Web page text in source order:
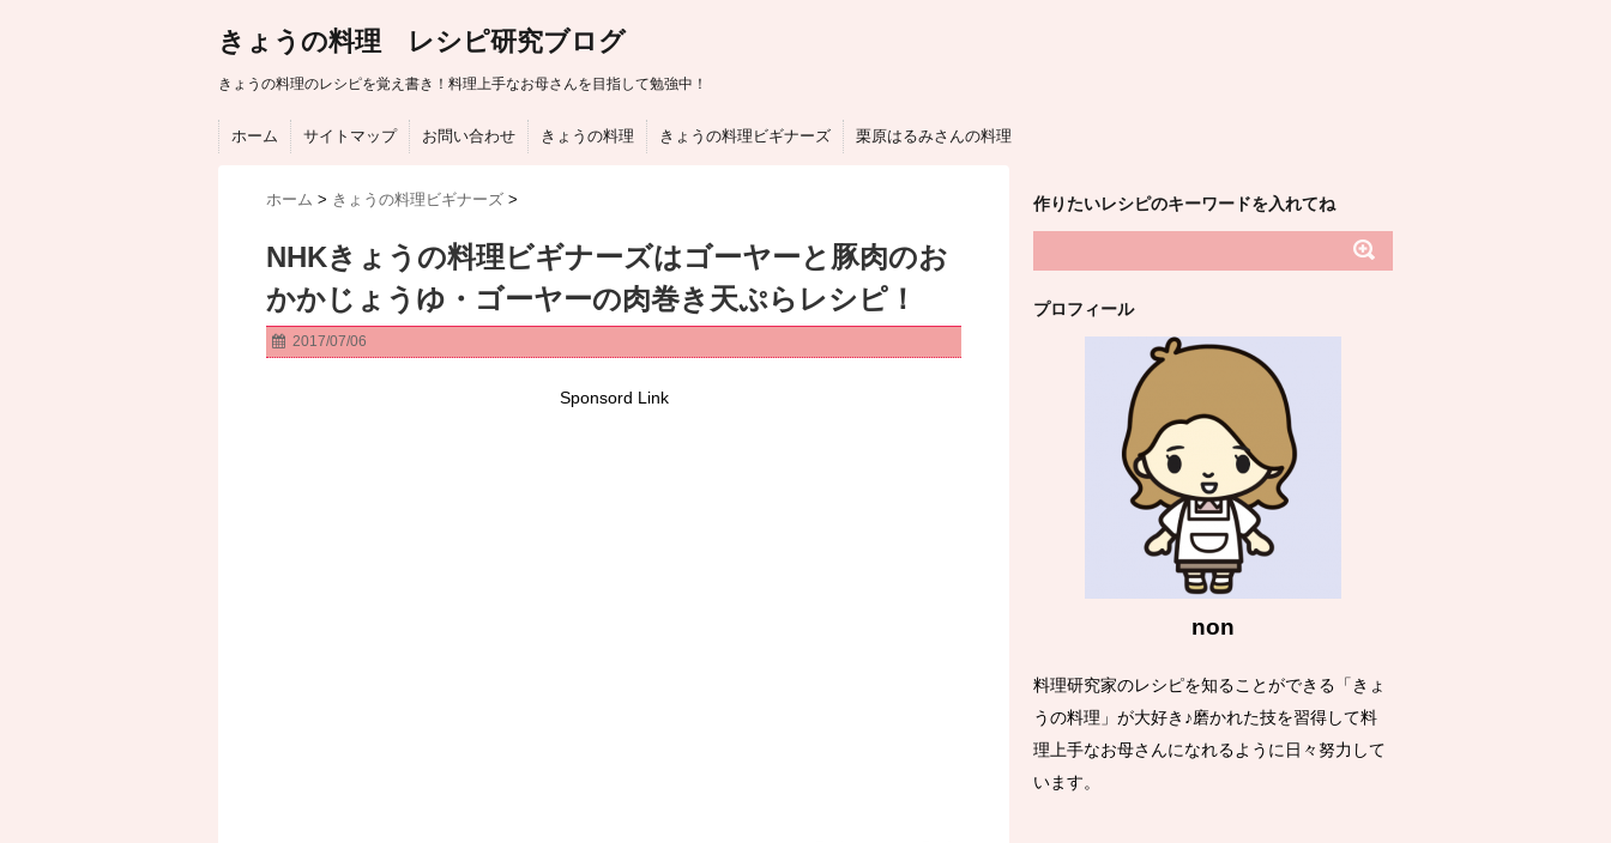
きょうの料理 レシピ研究ブログ
きょうの料理のレシピを覚え書き！料理上手なお母さんを目指して勉強中！
ホーム サイトマップ お問い合わせ きょうの料理 きょうの料理ビギナーズ 栗原はるみさんの料理
ホーム > きょうの料理ビギナーズ >
NHKきょうの料理ビギナーズはゴーヤーと豚肉のお
かかじょうゆ・ゴーヤーの肉巻き天ぷらレシピ！
2017/07/06
Sponsord Link
作りたいレシピのキーワードを入れてね
プロフィール
non
料理研究家のレシピを知ることができる「きょ
うの料理」が大好き♪磨かれた技を習得して料
理上手なお母さんになれるように日々努力して
います。